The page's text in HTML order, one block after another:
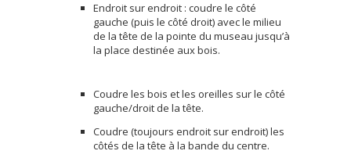
Endroit sur endroit : coudre le côté
gauche (puis le côté droit) avec le milieu
de la tête de la pointe du museau jusqu’à
la place destinée aux bois.
Coudre les bois et les oreilles sur le côté
gauche/droit de la tête.
Coudre (toujours endroit sur endroit) les
côtés de la tête à la bande du centre.